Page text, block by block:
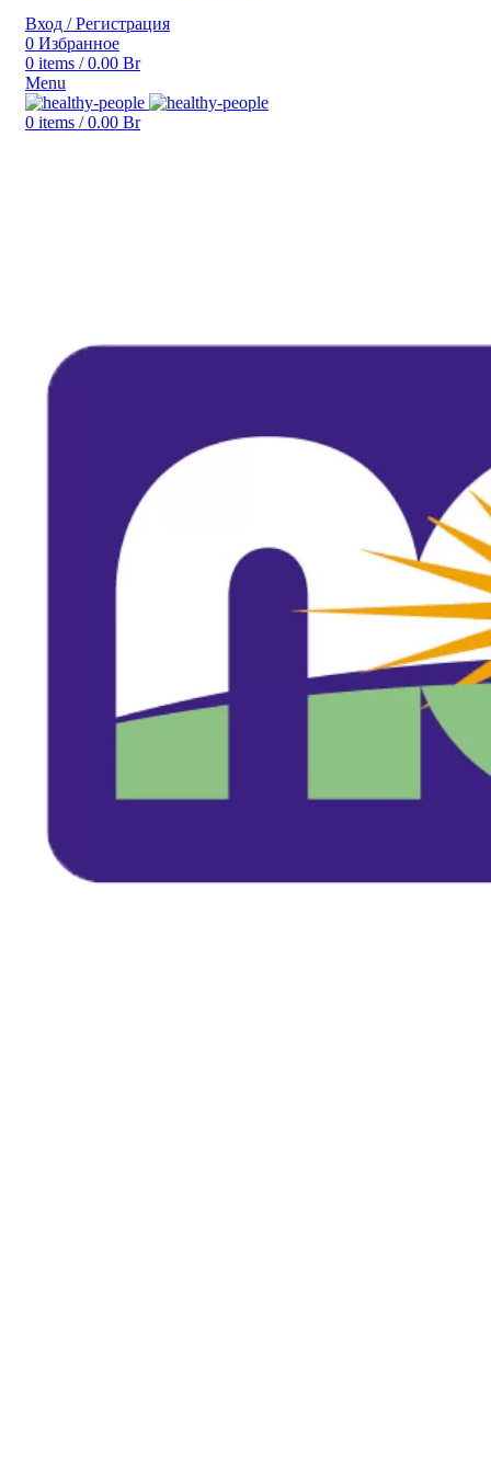
Вход / Регистрация
0 Избранное
0 items / 0.00 Br
Menu
0 items / 0.00 Br